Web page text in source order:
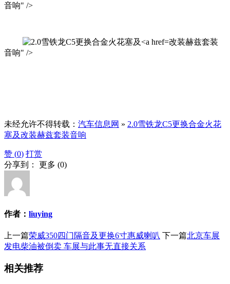
音响" />
改装赫兹套装
音响" />
未经允许不得转载： 汽车信息网 » 2.0雪铁龙C5更换合金火花
塞及改装赫兹套装音响
赞 (0) 打赏
分享到： 更多 (0)
作者： liuying
上一篇荣威350四门隔音及更换6寸惠威喇叭 下一篇北京车展
发电柴油被倒卖 车展与此事无直接关系
相关推荐